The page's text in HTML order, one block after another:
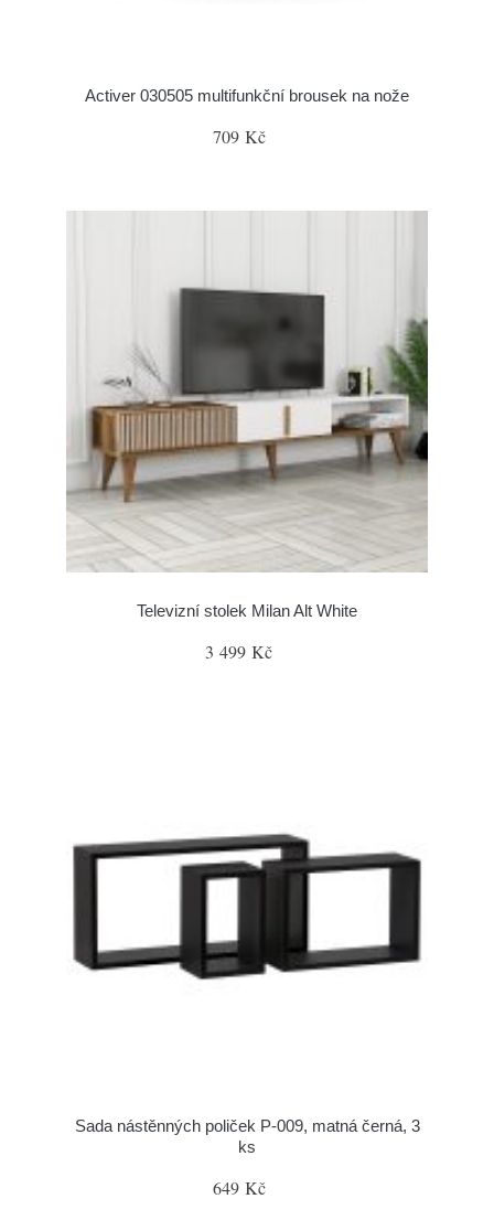
Activer 030505 multifunkční brousek na nože
709 Kč
Televizní stolek Milan Alt White
3 499 Kč
Sada nástěnných poliček P-009, matná černá, 3
ks
649 Kč